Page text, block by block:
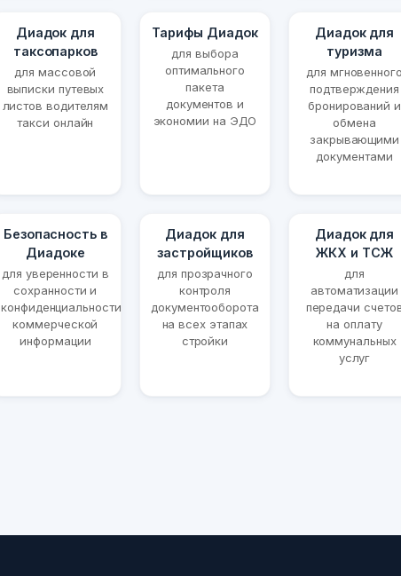
Диадок для
таксопарков
для массовой
выписки путевых
листов водителям
такси онлайн
Тарифы Диадок
для выбора
оптимального
пакета
документов и
экономии на ЭДО
Диадок для
туризма
для мгновенного
подтверждения
бронирований и
обмена
закрывающими
документами
Безопасность в
Диадоке
для уверенности в
сохранности и
конфиденциальности
коммерческой
информации
Диадок для
застройщиков
для прозрачного
контроля
документооборота
на всех этапах
стройки
Диадок для
ЖКХ и ТСЖ
для
автоматизации
передачи
на оплату
коммунальных
услуг